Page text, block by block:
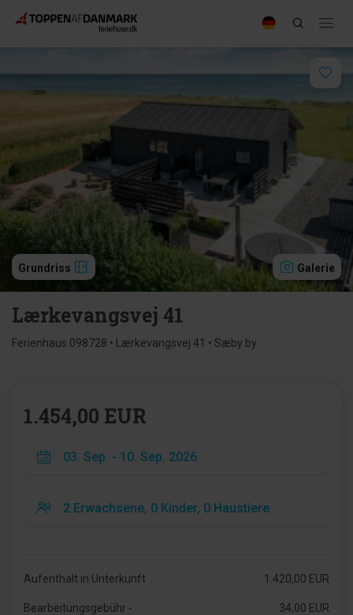
Grundriss Galerie
Lærkevangsvej 41
Ferienhaus 098728 • Lærkevangsvej 41 • Sæby by
1.454,00 EUR
Aufenthalt in Unterkunft 1.420,00 EUR
Bearbeitungsgebühr -
34,00 EUR